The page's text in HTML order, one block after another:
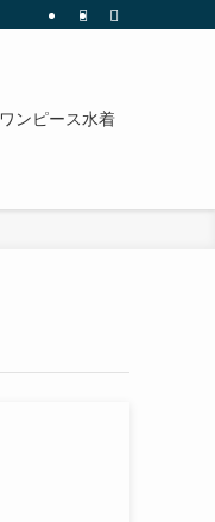
ワンピース水着